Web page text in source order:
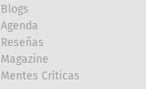
Blogs
Agenda
Reseñas
Magazine
Mentes Críticas